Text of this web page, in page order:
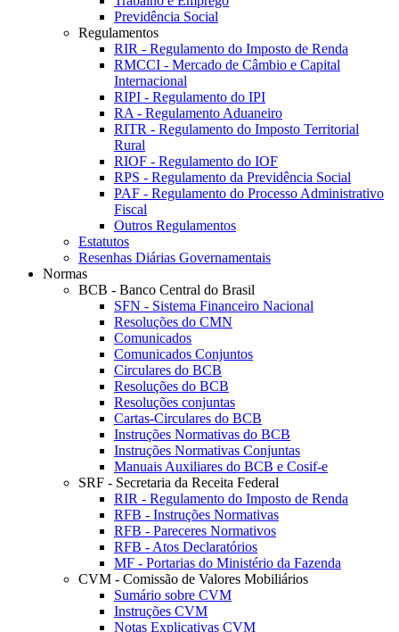
Previdência Social
Regulamentos
RIR - Regulamento do Imposto de Renda
RMCCI - Mercado de Câmbio e Capital
Internacional
RIPI - Regulamento do IPI
RA - Regulamento Aduaneiro
RITR - Regulamento do Imposto Territorial
Rural
RIOF - Regulamento do IOF
RPS - Regulamento da Previdência Social
PAF - Regulamento do Processo Administrativo
Fiscal
Outros Regulamentos
Estatutos
Resenhas Diárias Governamentais
Normas
BCB - Banco Central do Brasil
SFN - Sistema Financeiro Nacional
Resoluções do CMN
Comunicados
Comunicados Conjuntos
Circulares do BCB
Resoluções do BCB
Resoluções conjuntas
Cartas-Circulares do BCB
Instruções Normativas do BCB
Instruções Normativas Conjuntas
Manuais Auxiliares do BCB e Cosif-e
SRF - Secretaria da Receita Federal
RIR - Regulamento do Imposto de Renda
RFB - Instruções Normativas
RFB - Pareceres Normativos
RFB - Atos Declaratórios
MF - Portarias do Ministério da Fazenda
CVM - Comissão de Valores Mobiliários
Sumário sobre CVM
Instruções CVM
Notas Explicativas CVM